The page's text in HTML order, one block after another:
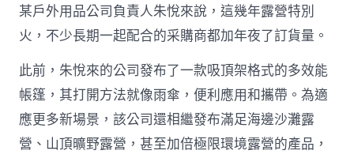
某戶外用品公司負責人朱悅來說，這幾年露營特別
火，不少長期一起配合的采購商都加年夜了訂貨量。
此前，朱悅來的公司發布了一款吸頂架格式的多效能
帳篷，其打開方法就像雨傘，便利應用和攜帶。為適
應更多新場景，該公司還相繼發布滿足海邊沙灘露
營、山頂曠野露營，甚至加倍極限環境露營的產品，